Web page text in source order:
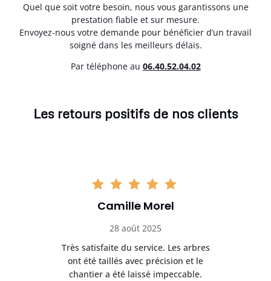
Quel que soit votre besoin, nous vous garantissons une
prestation fiable et sur mesure.
Envoyez-nous votre demande pour bénéficier d’un travail
soigné dans les meilleurs délais.
Par téléphone au 06.40.52.04.02
Les retours positifs de nos clients
Camille Morel
28 août 2025
Très satisfaite du service. Les arbres
ont été taillés avec précision et le
chantier a été laissé impeccable.